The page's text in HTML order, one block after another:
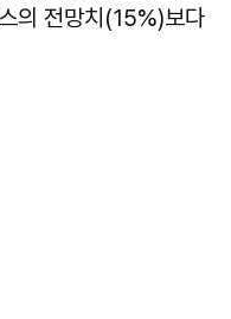
의 전망치(15%)보다